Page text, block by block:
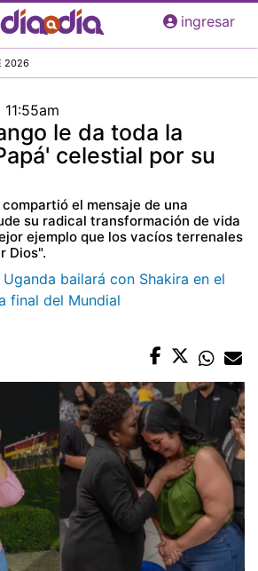
Pasar
al
principal
ingresar
2026
le da toda la
celestial por su
el mensaje de una
su radical transformación de vida
ejemplo que los vacíos terrenales
Dios".
bailará con Shakira en el
final del Mundial